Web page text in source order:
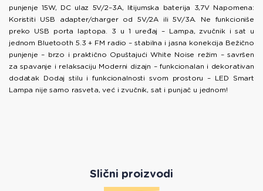
punjenje 15W, DC ulaz 5V/2–3A, litijumska baterija 3,7V Napomena:
Koristiti USB adapter/charger od 5V/2A ili 5V/3A. Ne funkcioniše
preko USB porta laptopa. 3 u 1 uređaj – Lampa, zvučnik i sat u
jednom Bluetooth 5.3 + FM radio – stabilna i jasna konekcija Bežično
punjenje – brzo i praktično Opuštajući White Noise režim – savršen
za spavanje i relaksaciju Moderni dizajn – funkcionalan i dekorativan
dodatak Dodaj stilu i funkcionalnosti svom prostoru – LED Smart
Lampa nije samo rasveta, već i zvučnik, sat i punjač u jednom!
Slični proizvodi